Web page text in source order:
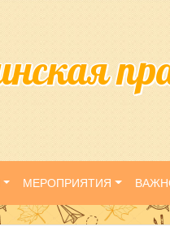
МЕРОПРИЯТИЯ